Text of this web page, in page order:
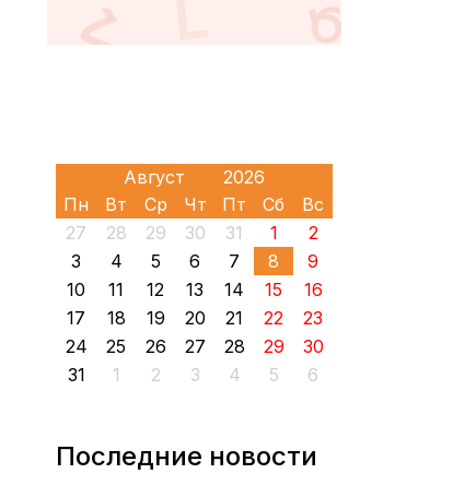
Пн Вт Ср Чт Пт Сб
Вс
27
28 29 30 31 1
2
3
4 5 6 7 8
9
10
11 12 13 14 15
16
17
18 19 20 21 22
23
24
25 26 27 28 29
30
31
1 2 3 4 5 6
Последние новости